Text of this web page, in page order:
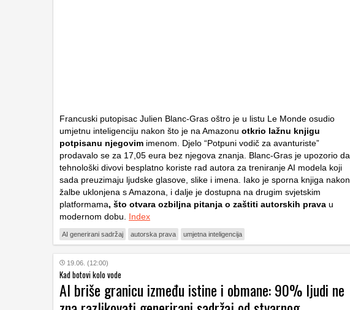
Francuski putopisac Julien Blanc-Gras oštro je u listu Le Monde osudio
umjetnu inteligenciju nakon što je na Amazonu otkrio lažnu knjigu
potpisanu njegovim imenom. Djelo “Potpuni vodič za avanturiste”
prodavalo se za 17,05 eura bez njegova znanja. Blanc-Gras je upozorio da
tehnološki divovi besplatno koriste rad autora za treniranje AI modela koji
sada preuzimaju ljudske glasove, slike i imena. Iako je sporna knjiga nakon
žalbe uklonjena s Amazona, i dalje je dostupna na drugim svjetskim
platformama, što otvara ozbiljna pitanja o zaštiti autorskih prava u
modernom dobu. Index
AI generirani sadržaj autorska prava umjetna inteligencija
19.06. (12:00)
Kad botovi kolo vode
AI briše granicu između istine i obmane: 90% ljudi ne